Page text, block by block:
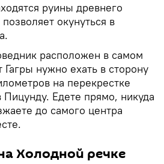
руины древнего
окунуться в
расположен в самом
нужно ехать в сторону
на перекрестке
Пицунду. Едете прямо, никуда
до самого центра
Холодной речке